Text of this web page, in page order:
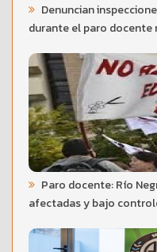
Denuncian
durante el paro docente
Paro docente: Río
afectadas y bajo